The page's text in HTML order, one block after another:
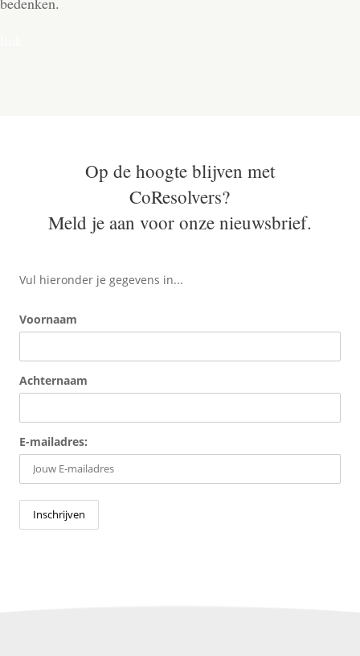
Op de hoogte blijven met
CoResolvers?
Meld je aan voor onze nieuwsbrief.
Vul hieronder je gegevens in...
Voornaam
Achternaam
E-mailadres: